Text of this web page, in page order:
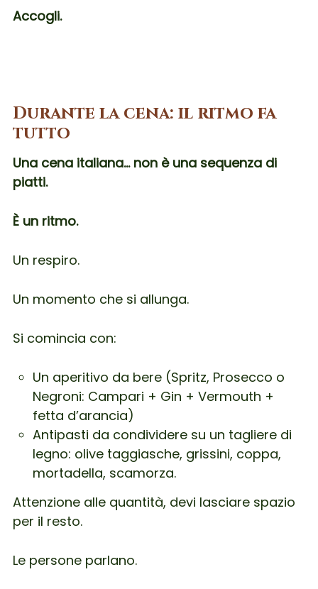
Accogli.
Durante la cena: il ritmo fa
tutto
Una cena italiana… non è una sequenza di
piatti.
È un ritmo.
Un respiro.
Un momento che si allunga.
Si comincia con:
Un aperitivo da bere (Spritz, Prosecco o
Negroni: Campari + Gin + Vermouth +
fetta d’arancia)
Antipasti da condividere su un tagliere di
legno: olive taggiasche, grissini, coppa,
mortadella, scamorza.
Attenzione alle quantità, devi lasciare spazio
per il resto.
Le persone parlano.